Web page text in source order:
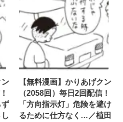
ン
ず
【無料漫画】かりあげクン
（2058回）毎日2回配信！
「方向指示灯」危険を避け
るために仕方なく…／植田